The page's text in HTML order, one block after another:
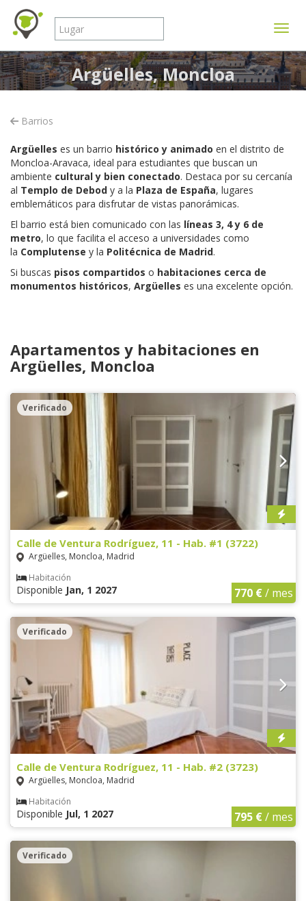
Argüelles, Moncloa
Barrios
Argüelles es un barrio histórico y animado en el distrito de
Moncloa-Aravaca, ideal para estudiantes que buscan un
ambiente cultural y bien conectado. Destaca por su cercanía
al Templo de Debod y a la Plaza de España, lugares
emblemáticos para disfrutar de vistas panorámicas.
El barrio está bien comunicado con las líneas 3, 4 y 6 de
metro, lo que facilita el acceso a universidades como
la Complutense y la Politécnica de Madrid.
Si buscas pisos compartidos o habitaciones cerca de
monumentos históricos, Argüelles es una excelente opción.
Apartamentos y habitaciones en
Argüelles, Moncloa
Verificado
Calle de Ventura Rodríguez, 11 - Hab. #1 (3722)
Argüelles, Moncloa, Madrid
Habitación
Disponible Jan, 1 2027 770 €/ mes
Verificado
Calle de Ventura Rodríguez, 11 - Hab. #2 (3723)
Argüelles, Moncloa, Madrid
Habitación
Disponible Jul, 1 2027 795 €/ mes
Verificado